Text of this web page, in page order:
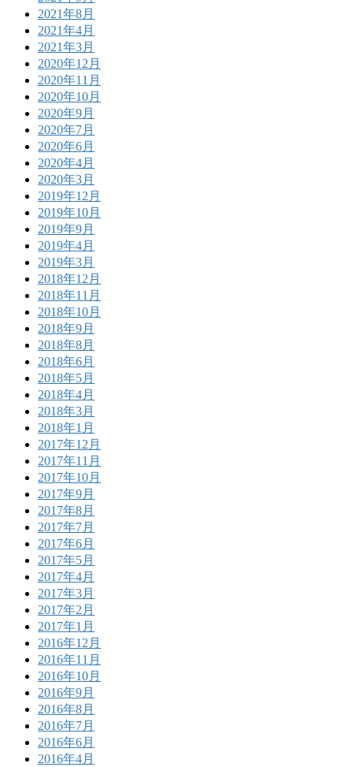
2021年8月
2021年4月
2021年3月
2020年12月
2020年11月
2020年10月
2020年9月
2020年7月
2020年6月
2020年4月
2020年3月
2019年12月
2019年10月
2019年9月
2019年4月
2019年3月
2018年12月
2018年11月
2018年10月
2018年9月
2018年8月
2018年6月
2018年5月
2018年4月
2018年3月
2018年1月
2017年12月
2017年11月
2017年10月
2017年9月
2017年8月
2017年7月
2017年6月
2017年5月
2017年4月
2017年3月
2017年2月
2017年1月
2016年12月
2016年11月
2016年10月
2016年9月
2016年8月
2016年7月
2016年6月
2016年4月